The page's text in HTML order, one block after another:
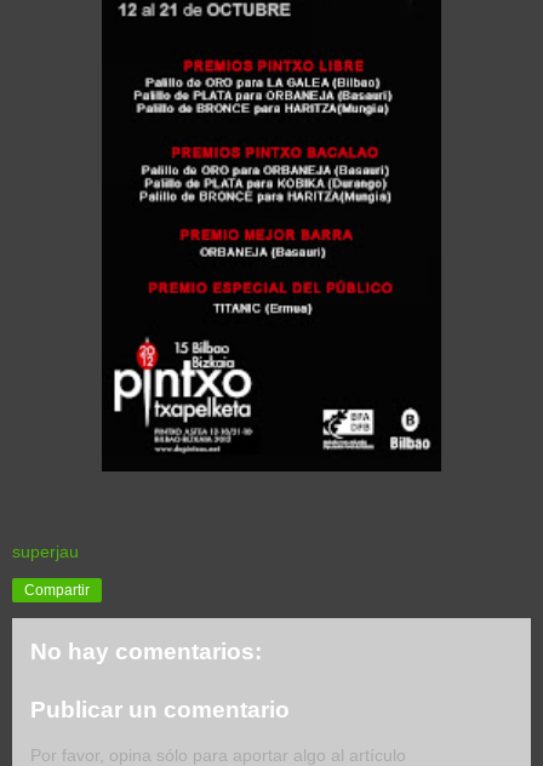
superjau
Compartir
No hay comentarios:
Publicar un comentario
Por favor, opina sólo para aportar algo al artículo